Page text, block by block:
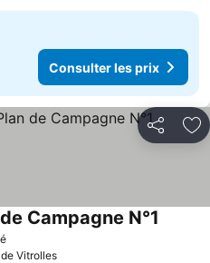
Consulter les prix
Partager
Consulter les prix
Campagne N°1
Vitrolles